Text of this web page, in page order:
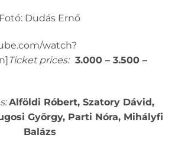
Fotó: Dudás Ernő
watch?
Ticket prices:3.000 – 3.500 –
Alföldi Róbert, Szatory Dávid,
György, Parti Nóra, Mihályfi
Balázs